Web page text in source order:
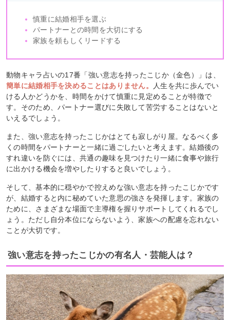
慎重に結婚相手を選ぶ
パートナーとの時間を大切にする
家族を頼もしくリードする
動物キャラ占いの17番「強い意志を持ったこじか（金色）」は、
簡単に結婚相手を決めることはありません。
人生を共に歩んでい
ける人かどうかを、時間をかけて慎重に見定めることが特徴で
す。そのため、パートナー選びに失敗して苦労することはないと
いえるでしょう。
また、強い意志を持ったこじかはとても寂しがり屋。なるべく多
くの時間をパートナーと一緒に過ごしたいと考えます。結婚後の
すれ違いを防ぐには、共通の趣味を見つけたり一緒に食事や旅行
に出かける機会を増やしたりすると良いでしょう。
そして、基本的に穏やかで控えめな強い意志を持ったこじかです
が、結婚すると内に秘めていた意思の強さを発揮します。家族の
ために、さまざまな場面で主導権を握りサポートしてくれるでし
ょう。ただし自分本位にならないよう、家族への配慮を忘れない
ことが大切です。
強い意志を持ったこじかの有名人・芸能人は？